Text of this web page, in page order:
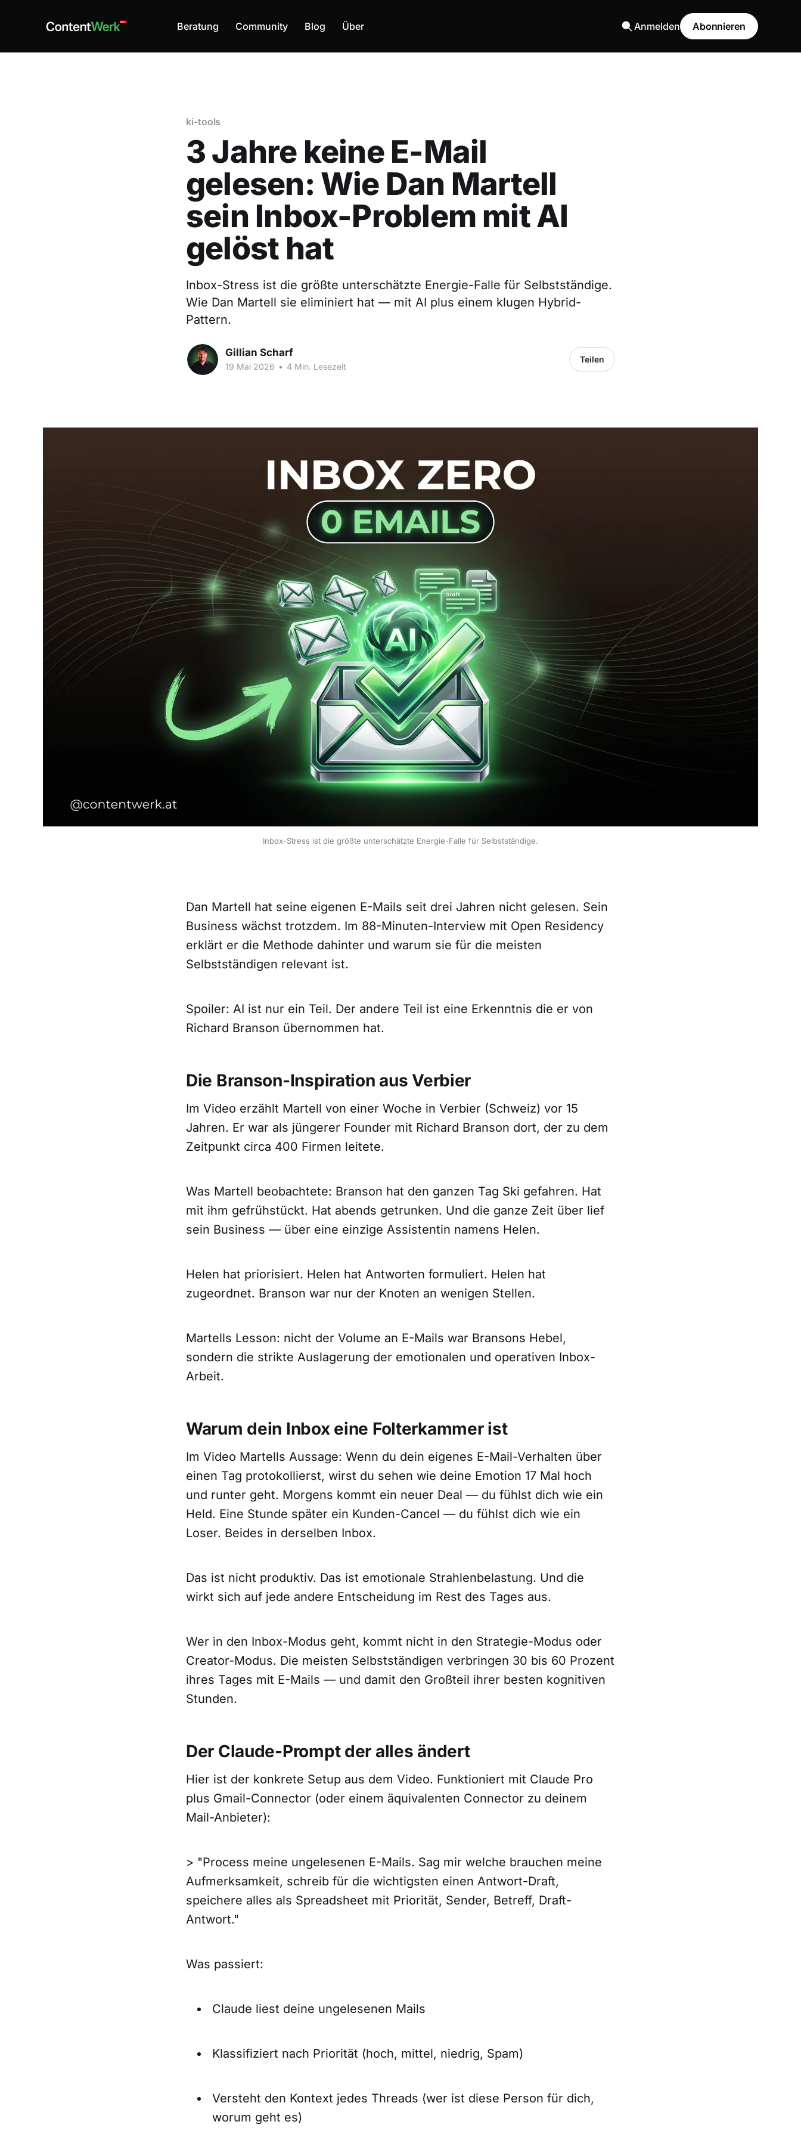
Beratung Community Blog Über Anmelden Abonnieren
ki-tools
3 Jahre keine E-Mail
gelesen: Wie Dan Martell
sein Inbox-Problem mit AI
gelöst hat
Inbox-Stress ist die größte unterschätzte Energie-Falle für Selbstständige.
Wie Dan Martell sie eliminiert hat — mit AI plus einem klugen Hybrid-
Pattern.
Gillian Scharf
19 Mai 2026 • 4 Min. Lesezeit
Teilen
Inbox-Stress ist die größte unterschätzte Energie-Falle für Selbstständige.
Dan Martell hat seine eigenen E-Mails seit drei Jahren nicht gelesen. Sein
Business wächst trotzdem. Im 88-Minuten-Interview mit Open Residency
erklärt er die Methode dahinter und warum sie für die meisten
Selbstständigen relevant ist.
Spoiler: AI ist nur ein Teil. Der andere Teil ist eine Erkenntnis die er von
Richard Branson übernommen hat.
Die Branson-Inspiration aus Verbier
Im Video erzählt Martell von einer Woche in Verbier (Schweiz) vor 15
Jahren. Er war als jüngerer Founder mit Richard Branson dort, der zu dem
Zeitpunkt circa 400 Firmen leitete.
Was Martell beobachtete: Branson hat den ganzen Tag Ski gefahren. Hat
mit ihm gefrühstückt. Hat abends getrunken. Und die ganze Zeit über lief
sein Business — über eine einzige Assistentin namens Helen.
Helen hat priorisiert. Helen hat Antworten formuliert. Helen hat
zugeordnet. Branson war nur der Knoten an wenigen Stellen.
Martells Lesson: nicht der Volume an E-Mails war Bransons Hebel,
sondern die strikte Auslagerung der emotionalen und operativen Inbox-
Arbeit.
Warum dein Inbox eine Folterkammer ist
Im Video Martells Aussage: Wenn du dein eigenes E-Mail-Verhalten über
einen Tag protokollierst, wirst du sehen wie deine Emotion 17 Mal hoch
und runter geht. Morgens kommt ein neuer Deal — du fühlst dich wie ein
Held. Eine Stunde später ein Kunden-Cancel — du fühlst dich wie ein
Loser. Beides in derselben Inbox.
Das ist nicht produktiv. Das ist emotionale Strahlenbelastung. Und die
wirkt sich auf jede andere Entscheidung im Rest des Tages aus.
Wer in den Inbox-Modus geht, kommt nicht in den Strategie-Modus oder
Creator-Modus. Die meisten Selbstständigen verbringen 30 bis 60 Prozent
ihres Tages mit E-Mails — und damit den Großteil ihrer besten kognitiven
Stunden.
Der Claude-Prompt der alles ändert
Hier ist der konkrete Setup aus dem Video. Funktioniert mit Claude Pro
plus Gmail-Connector (oder einem äquivalenten Connector zu deinem
Mail-Anbieter):
> "Process meine ungelesenen E-Mails. Sag mir welche brauchen meine
Aufmerksamkeit, schreib für die wichtigsten einen Antwort-Draft,
speichere alles als Spreadsheet mit Priorität, Sender, Betreff, Draft-
Antwort."
Was passiert:
Claude liest deine ungelesenen Mails
Klassifiziert nach Priorität (hoch, mittel, niedrig, Spam)
Versteht den Kontext jedes Threads (wer ist diese Person für dich,
worum geht es)